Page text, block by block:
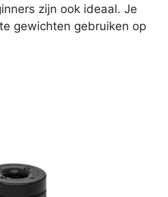
zijn ook ideaal. Je
gewichten gebruiken op